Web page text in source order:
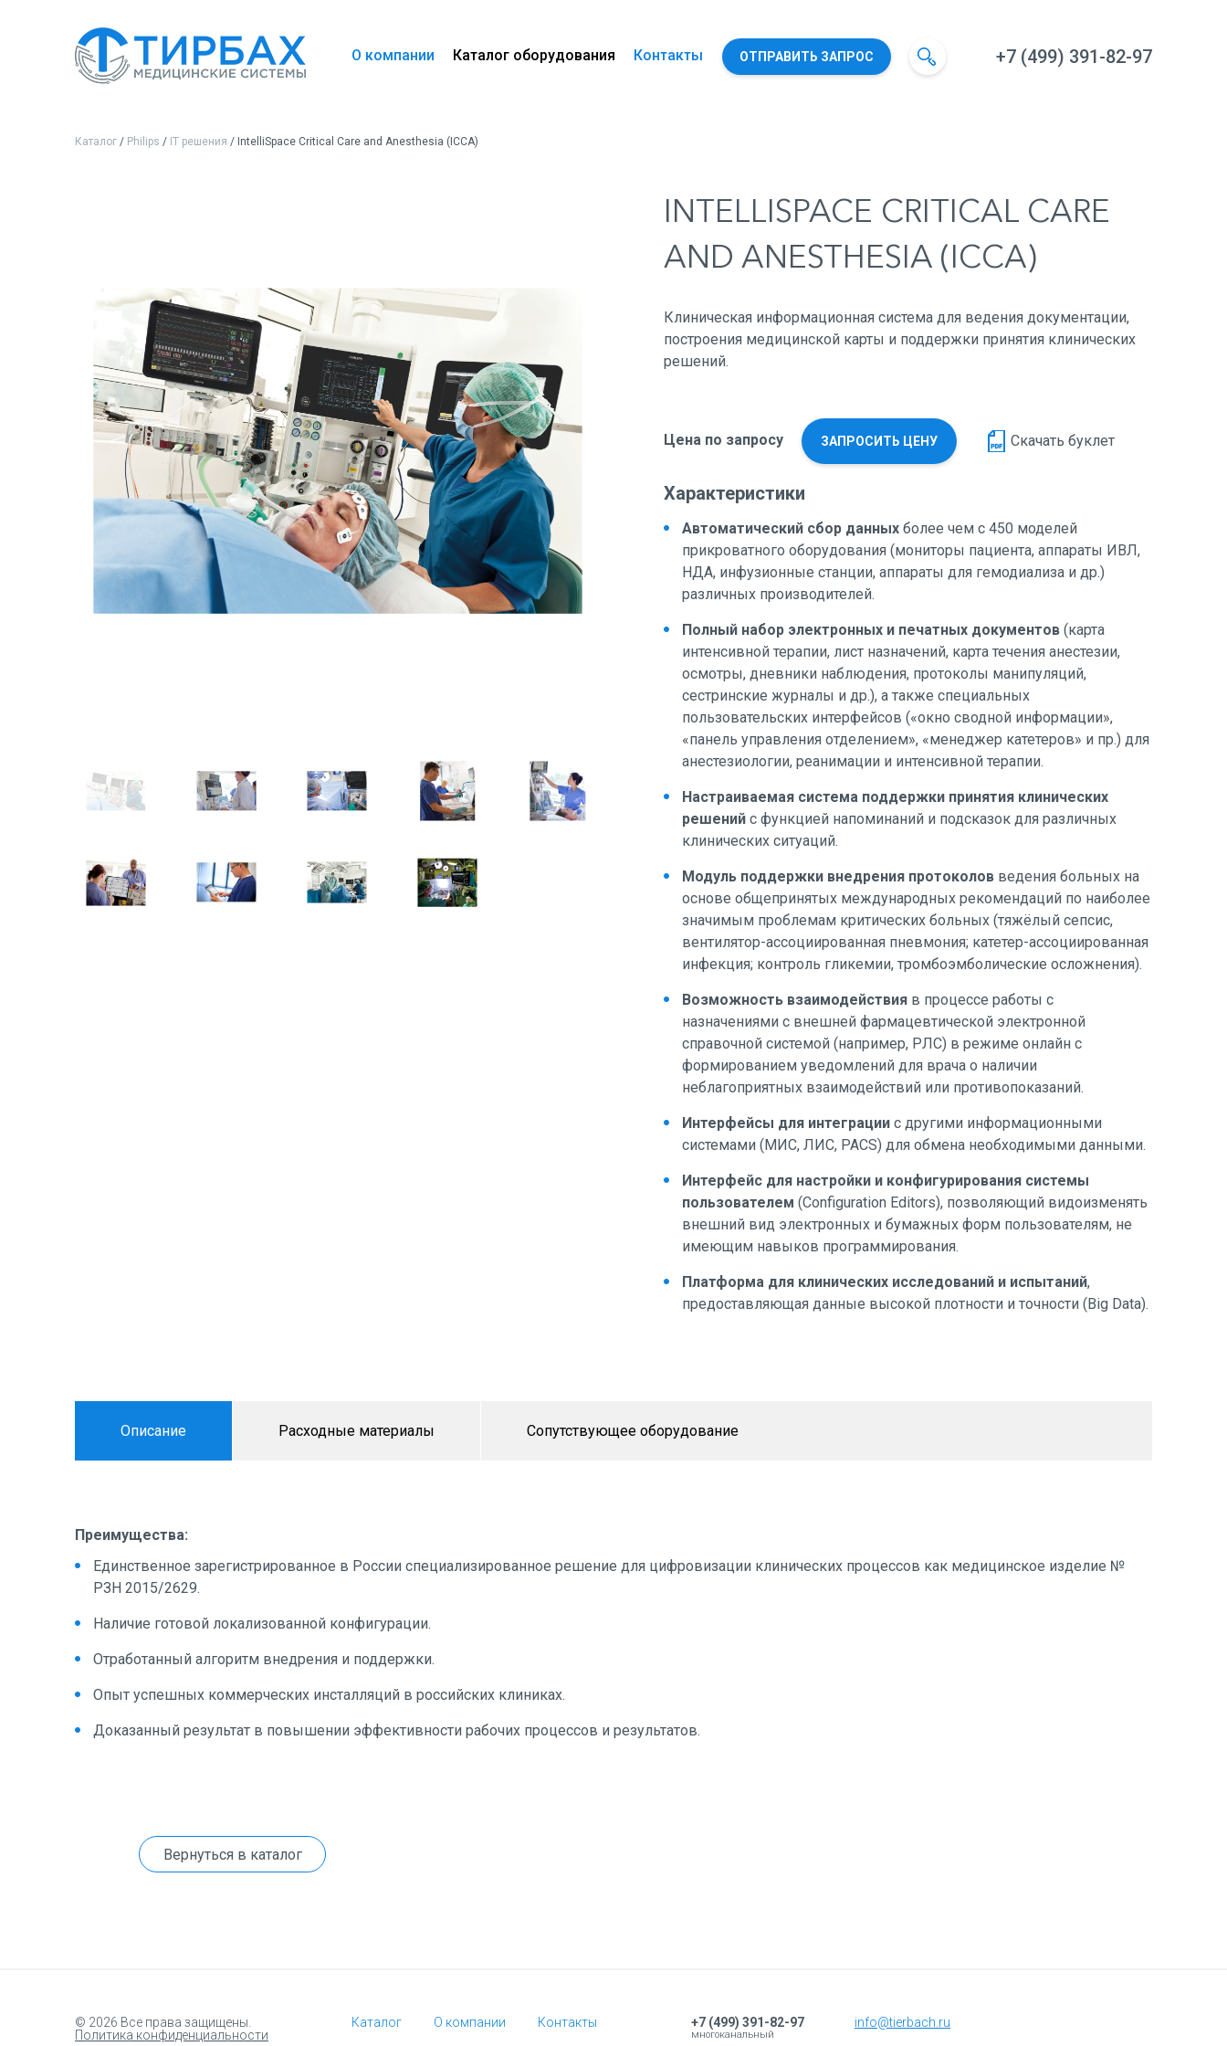
+7 (499) 391-82-97
О компании Каталог оборудования Контакты ОТПРАВИТЬ ЗАПРОС
Каталог / Philips / IT решения / IntelliSpace Critical Care and Anesthesia (ICCA)
INTELLISPACE CRITICAL CARE
AND ANESTHESIA (ICCA)
Клиническая информационная система для ведения документации,
построения медицинской карты и поддержки принятия клинических
решений.
Цена по запросу ЗАПРОСИТЬ ЦЕНУ Скачать буклет
Характеристики
Автоматический сбор данных более чем с 450 моделей
прикроватного оборудования (мониторы пациента, аппараты ИВЛ,
НДА, инфузионные станции, аппараты для гемодиализа и др.)
различных производителей.
Полный набор электронных и печатных документов (карта
интенсивной терапии, лист назначений, карта течения анестезии,
осмотры, дневники наблюдения, протоколы манипуляций,
сестринские журналы и др.), а также специальных
пользовательских интерфейсов («окно сводной информации»,
«панель управления отделением», «менеджер катетеров» и пр.) для
анестезиологии, реанимации и интенсивной терапии.
Настраиваемая система поддержки принятия клинических
решений с функцией напоминаний и подсказок для различных
клинических ситуаций.
Модуль поддержки внедрения протоколов ведения больных на
основе общепринятых международных рекомендаций по наиболее
значимым проблемам критических больных (тяжёлый сепсис,
вентилятор-ассоциированная пневмония; катетер-ассоциированная
инфекция; контроль гликемии, тромбоэмболические осложнения).
Возможность взаимодействия в процессе работы с
назначениями c внешней фармацевтической электронной
справочной системой (например, РЛС) в режиме онлайн с
формированием уведомлений для врача о наличии
неблагоприятных взаимодействий или противопоказаний.
Интерфейсы для интеграции с другими информационными
системами (МИС, ЛИС, PACS) для обмена необходимыми данными.
Интерфейс для настройки и конфигурирования системы
пользователем (Configuration Editors), позволяющий видоизменять
внешний вид электронных и бумажных форм пользователям, не
имеющим навыков программирования.
Платформа для клинических исследований и испытаний,
предоставляющая данные высокой плотности и точности (Big Data).
Описание Расходные материалы Сопутствующее оборудование
Преимущества:
Единственное зарегистрированное в России специализированное решение для цифровизации клинических процессов как медицинское изделие №
РЗН 2015/2629.
Наличие готовой локализованной конфигурации.
Отработанный алгоритм внедрения и поддержки.
Опыт успешных коммерческих инсталляций в российских клиниках.
Доказанный результат в повышении эффективности рабочих процессов и результатов.
Вернуться в каталог
© 2026 Все права защищены.
Политика конфиденциальности
Каталог О компании Контакты +7 (499) 391-82-97
многоканальный
info@tierbach.ru